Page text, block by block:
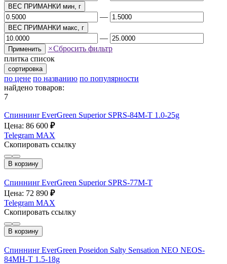
ВЕС ПРИМАНКИ мин, г
—
ВЕС ПРИМАНКИ макс, г
—
Применить ×Сбросить фильтр
плитка список
сортировка
по цене по названию по популярности
найдено товаров:
7
Спиннинr EverGreen Superior SPRS-84M-T 1.0-25g
Цена: 86 600 ₽
Telegram MAX
Скопировать ссылку
В корзину
Спиннинr EverGreen Superior SPRS-77M-T
Цена: 72 890 ₽
Telegram MAX
Скопировать ссылку
В корзину
Спиннинr EverGreen Poseidon Salty Sensation NEO NEOS-
84MH-T 1.5-18g